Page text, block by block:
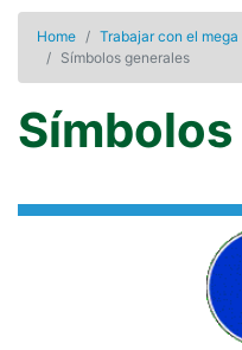
Home Trabajar con el mega
Símbolos generales